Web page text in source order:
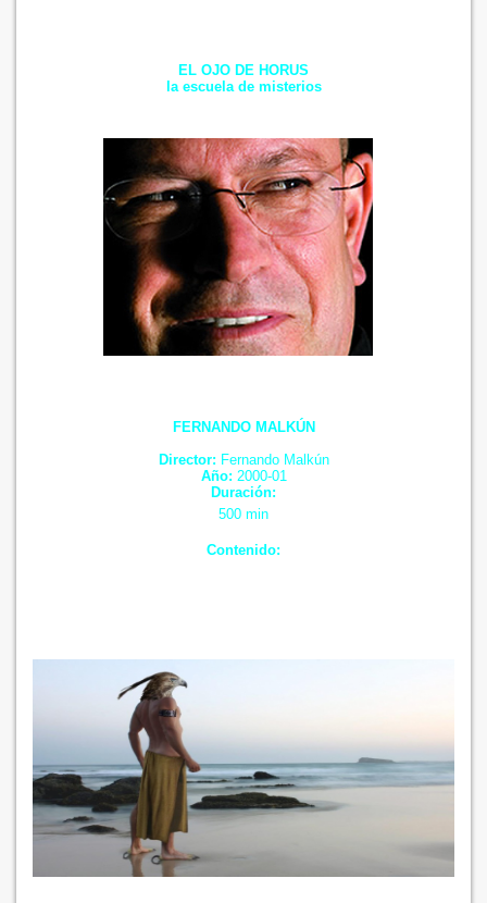
EL OJO DE HORUS
la escuela de misterios
FERNANDO MALKÚN
Director: Fernando Malkún
Año: 2000-01
Duración:
500 min
Contenido: